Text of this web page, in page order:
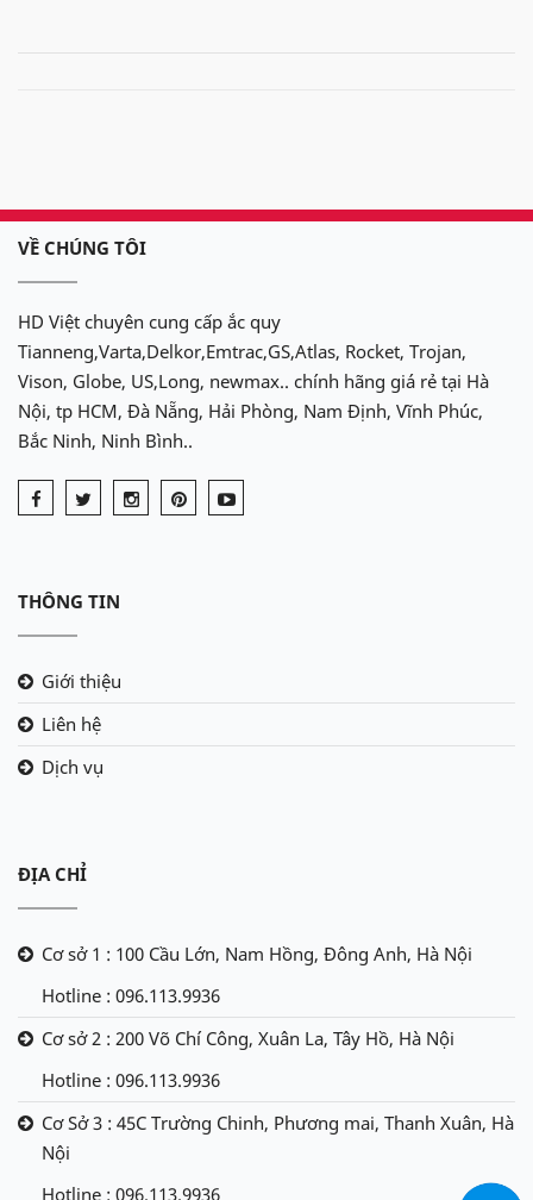
VỀ CHÚNG TÔI
HD Việt chuyên cung cấp ắc quy
Tianneng,Varta,Delkor,Emtrac,GS,Atlas, Rocket, Trojan,
Vison, Globe, US,Long, newmax.. chính hãng giá rẻ tại Hà
Nội, tp HCM, Đà Nẵng, Hải Phòng, Nam Định, Vĩnh Phúc,
Bắc Ninh, Ninh Bình..
THÔNG TIN
Giới thiệu
Liên hệ
Dịch vụ
ĐỊA CHỈ
Cơ sở 1 : 100 Cầu Lớn, Nam Hồng, Đông Anh, Hà Nội
Hotline : 096.113.9936
Cơ sở 2 : 200 Võ Chí Công, Xuân La, Tây Hồ, Hà Nội
Hotline : 096.113.9936
Cơ Sở 3 : 45C Trường Chinh, Phương mai, Thanh Xuân, Hà
Nội
Hotline : 096.113.9936